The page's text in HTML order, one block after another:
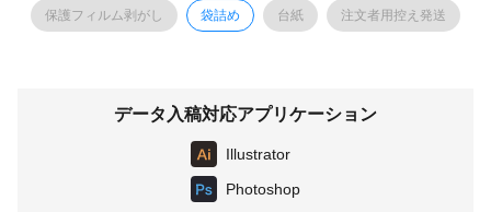
データ入稿対応アプリケーション
Illustrator
Photoshop
保護フィルム剥がし 袋詰め 台紙 注文者用控え発送